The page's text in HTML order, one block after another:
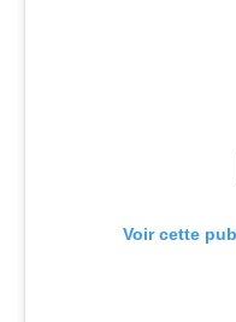
Voir cette